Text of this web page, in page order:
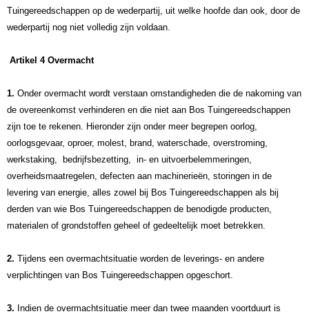
Tuingereedschappen op de wederpartij, uit welke hoofde dan ook, door de
wederpartij nog niet volledig zijn voldaan.
Artikel 4 Overmacht
1. Onder overmacht wordt verstaan omstandigheden die de nakoming van
de overeenkomst verhinderen en die niet aan Bos Tuingereedschappen
zijn toe te rekenen. Hieronder zijn onder meer begrepen oorlog,
oorlogsgevaar, oproer, molest, brand, waterschade, overstroming,
werkstaking, bedrijfsbezetting, in- en uitvoerbelemmeringen,
overheidsmaatregelen, defecten aan machinerieën, storingen in de
levering van energie, alles zowel bij Bos Tuingereedschappen als bij
derden van wie Bos Tuingereedschappen de benodigde producten,
materialen of grondstoffen geheel of gedeeltelijk moet betrekken.
2. Tijdens een overmachtsituatie worden de leverings- en andere
verplichtingen van Bos Tuingereedschappen opgeschort.
3. Indien de overmachtsituatie meer dan twee maanden voortduurt is